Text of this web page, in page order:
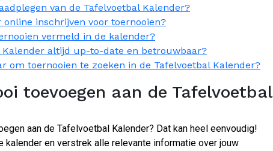
van de Tafelvoetbal Kalender?
inschrijven voor toernooien?
vermeld in de kalender?
altijd up-to-date en betrouwbaar?
om toernooien te zoeken in de Tafelvoetbal Kalender?
toevoegen aan de Tafelvoetbal
aan de Tafelvoetbal Kalender? Dat kan heel eenvoudig!
kalender en verstrek alle relevante informatie over jouw